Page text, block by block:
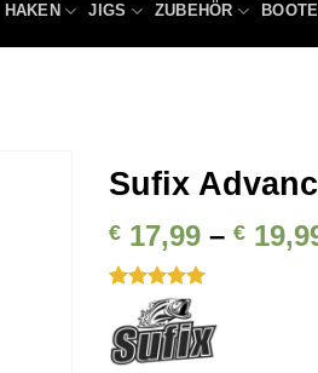
HAKEN JIGS ZUBEHÖR
Sufix
€ 17,99 – €
Bewertet
mit5von
5, basierend
auf